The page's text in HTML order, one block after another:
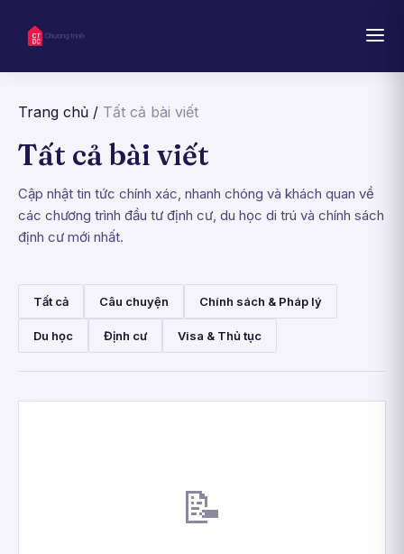
Trang chủ / Tất cả bài viết
Tất cả bài viết
Cập nhật tin tức chính xác, nhanh chóng và khách quan về
các chương trình đầu tư định cư, du học di trú và chính sách
định cư mới nhất.
Tất cả Câu chuyện Chính sách & Pháp lý
Du học Định cư Visa & Thủ tục
📝